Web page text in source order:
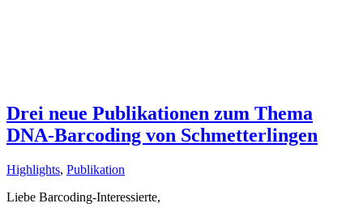
Drei neue Publikationen zum Thema
DNA-Barcoding von Schmetterlingen
Highlights, Publikation
Liebe Barcoding-Interessierte,